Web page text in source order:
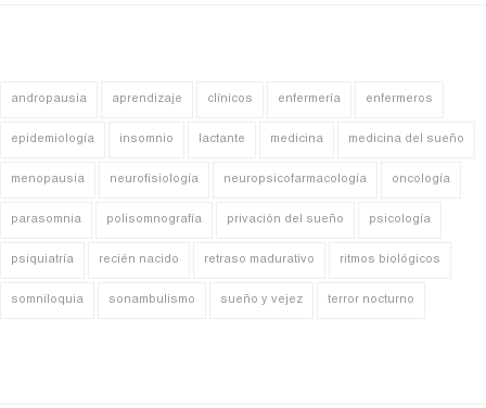
andropausia aprendizaje clínicos enfermería enfermeros
epidemiología insomnio lactante medicina medicina del sueño
menopausia neurofisiología neuropsicofarmacología oncología
parasomnia polisomnografía privación del sueño psicología
psiquiatría recién nacido retraso madurativo ritmos biológicos
somniloquia sonambulismo sueño y vejez terror nocturno